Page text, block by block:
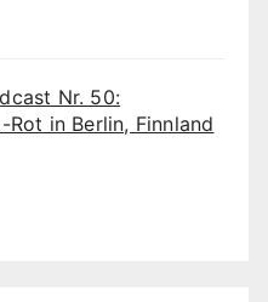
Nr. 50:
in Berlin, Finnland